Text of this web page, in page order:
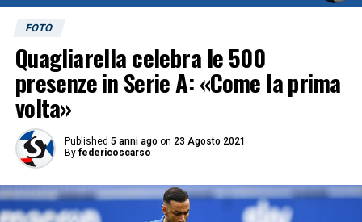
FOTO
Quagliarella celebra le 500
presenze in Serie A: «Come la prima
volta»
Published 5 anni ago on 23 Agosto 2021
By federicoscarso